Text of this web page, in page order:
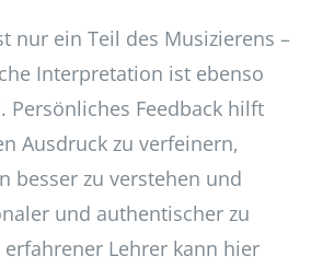
nur ein Teil des Musizierens –
Interpretation ist ebenso
Persönliches Feedback hilft
Ausdruck zu verfeinern,
besser zu verstehen und
und authentischer zu
erfahrener Lehrer kann hier